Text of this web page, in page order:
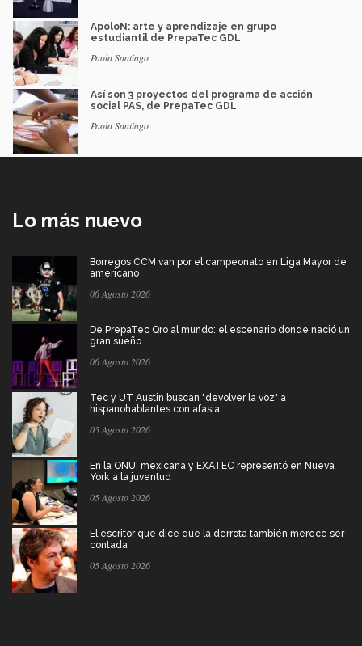
ApoloN: arte y aprendizaje en grupo
estudiantil de PrepaTec GDL
Paola Santiago
Así son 3 proyectos del programa de acción
social PAS, de PrepaTec GDL
Paola Santiago
Lo más nuevo
Borregos CCM van por el campeonato en Liga Mayor de
americano
06 Agosto 2026
De PrepaTec Qro al mundo: el escenario donde nació un
gran sueño
06 Agosto 2026
Tec y UT Austin buscan "devolver la voz" a
hispanohablantes con afasia
05 Agosto 2026
En la ONU: mexicana y EXATEC representó en Nueva
York a la juventud
05 Agosto 2026
El escritor que dice que la derrota también merece ser
contada
05 Agosto 2026